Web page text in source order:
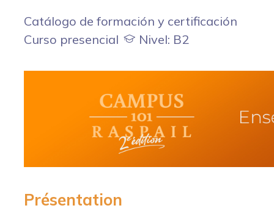
Catálogo de formación y certificación
Curso presencial
Nivel: B2
Présentation